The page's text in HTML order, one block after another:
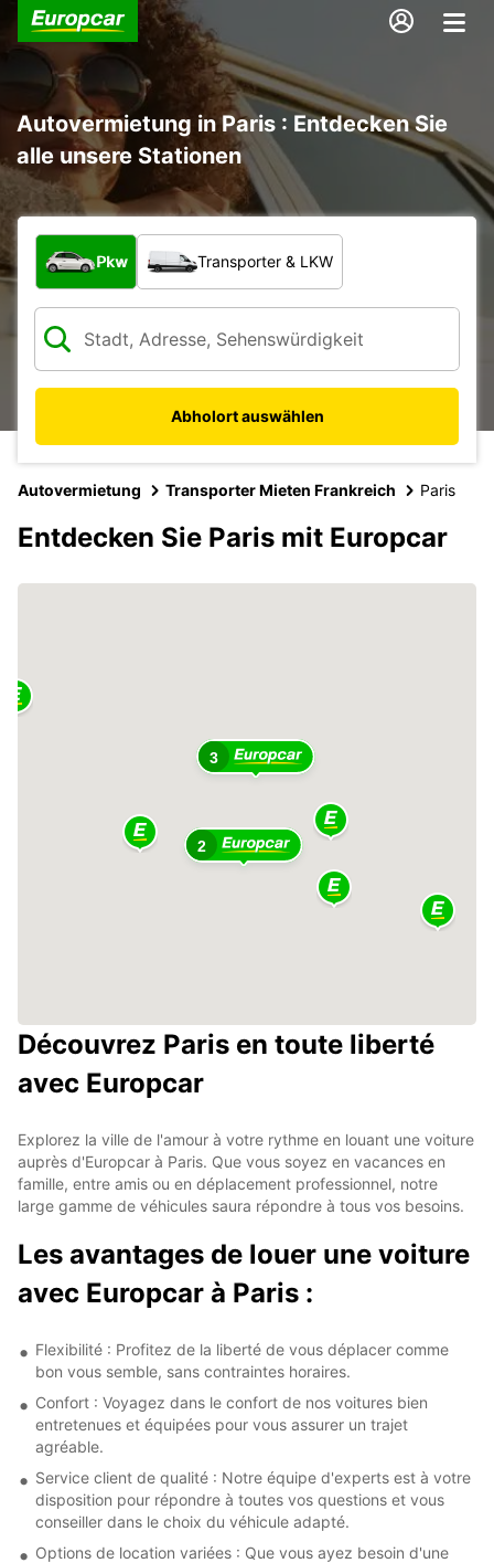
Autovermietung in Paris : Entdecken Sie
alle unsere Stationen
Welche Art von Fahrzeug?
Pkw Transporter & LKW
Abholort auswählen
Autovermietung Transporter Mieten Frankreich Paris
Entdecken Sie Paris mit Europcar
3
2
Découvrez Paris en toute liberté
avec Europcar
Explorez la ville de l'amour à votre rythme en louant une voiture
auprès d'Europcar à Paris. Que vous soyez en vacances en
famille, entre amis ou en déplacement professionnel, notre
large gamme de véhicules saura répondre à tous vos besoins.
Les avantages de louer une voiture
avec Europcar à Paris :
Flexibilité : Profitez de la liberté de vous déplacer comme
bon vous semble, sans contraintes horaires.
Confort : Voyagez dans le confort de nos voitures bien
entretenues et équipées pour vous assurer un trajet
agréable.
Service client de qualité : Notre équipe d'experts est à votre
disposition pour répondre à toutes vos questions et vous
conseiller dans le choix du véhicule adapté.
Options de location variées : Que vous ayez besoin d'une